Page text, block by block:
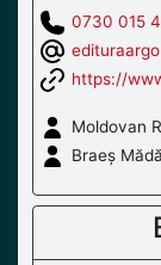
0730 015
https://
Moldovan
Braeș